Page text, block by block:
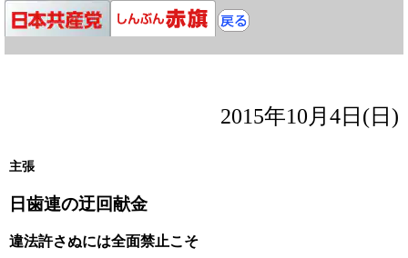
2015年10月4日(日)
主張
日歯連の迂回献金
違法許さぬには全面禁止こそ